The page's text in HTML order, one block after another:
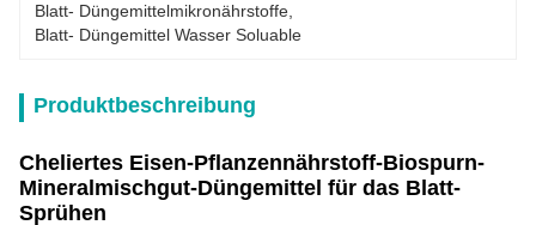
Blatt- Düngemittelmikronährstoffe
Blatt- Düngemittel Wasser Soluable
Produktbeschreibung
Cheliertes Eisen-Pflanzennährstoff-Biospurn-
Mineralmischgut-Düngemittel für das Blatt-
Sprühen